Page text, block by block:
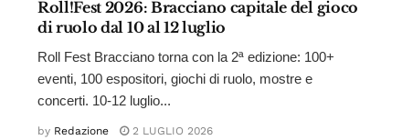
Roll!Fest 2026: Bracciano capitale del gioco
di ruolo dal 10 al 12 luglio
Roll Fest Bracciano torna con la 2ª edizione: 100+
eventi, 100 espositori, giochi di ruolo, mostre e
concerti. 10-12 luglio...
by Redazione 2 LUGLIO 2026